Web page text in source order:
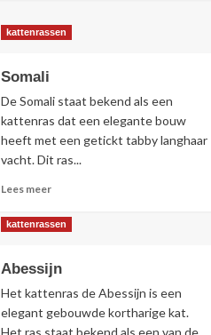
Willen
we
kattenrassen
Somali
De Somali staat bekend als een
kattenras dat een elegante bouw
heeft met een getickt tabby langhaar
vacht. Dit ras...
Lees meerLees
over
kattenrassen
Abessijn
Het kattenras de Abessijn is een
elegant gebouwde kortharige kat.
Het ras staat bekend als een van de